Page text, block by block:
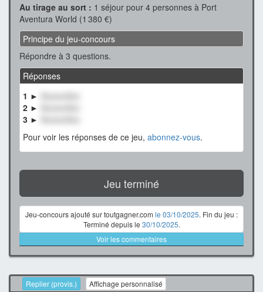
Au tirage au sort : 1 séjour pour 4 personnes à Port
Aventura World (1 380 €)
Principe du jeu-concours
Répondre à 3 questions.
Réponses
1 ►
XxxxxxXxx
2 ►
3 ►
Pour voir les réponses de ce jeu, abonnez-vous.
Jeu terminé
Jeu-concours ajouté sur toutgagner.com le 03/10/2025. Fin du jeu :
Terminé depuis le 30/10/2025.
Voir les commentaires
Replier (provis.) Affichage personnalisé